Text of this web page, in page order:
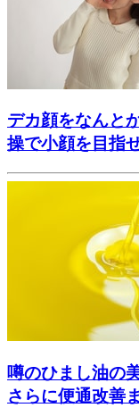
デカ顔をなんと
操で小顔を目指
噂のひまし油の
さらに便通改善